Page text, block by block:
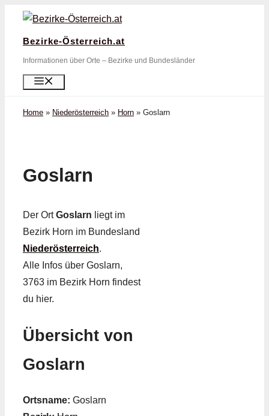
Zum
springen
Bezirke-Österreich.at
Informationen über Orte – Bezirke und Bundesländer
Home » Niederösterreich » Horn » Goslarn
Goslarn
Der OrtGoslarn liegt im
Bezirk Horn im Bundesland
Niederösterreich.
Alle Infos über Goslarn,
3763 im Bezirk Horn findest
du hier.
Übersicht von
Goslarn
Ortsname: Goslarn